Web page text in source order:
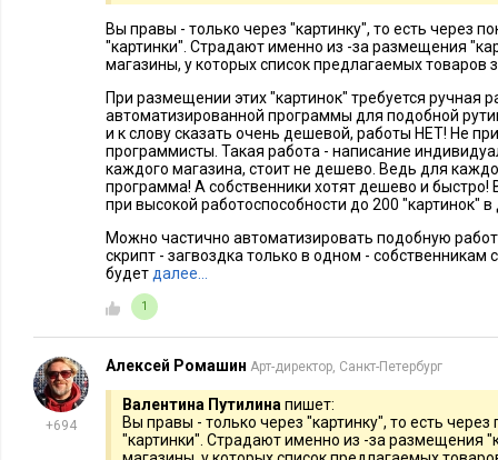
Вы правы - только через "картинку", то есть через
"картинки". Страдают именно из -за размещения
магазины, у которых список предлагаемых товаров
При размещении этих "картинок" требуется ручная
автоматизированной программы для подобной
и к слову сказать очень дешевой, работы НЕТ! Не
программисты. Такая работа - написание
каждого магазина, стоит не дешево. Ведь для
программа! А собственники хотят дешево и
при высокой работоспособности до 200 "картинок" в
Можно частично автоматизировать подобную
скрипт - загвоздка только в одном - собственникам
будет далее…
1
+694
Алексей Ромашин Арт-директор, Санкт-Петербург
Валентина Путилина пишет:
Вы правы - только через "картинку", то есть
"картинки". Страдают именно из -за размещения